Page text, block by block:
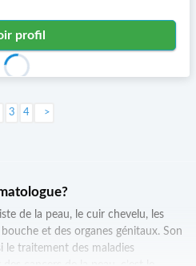
profil
3 4 Suivant >
de la peau, le cuir chevelu, les
et des organes génitaux. Son
le traitement des maladies